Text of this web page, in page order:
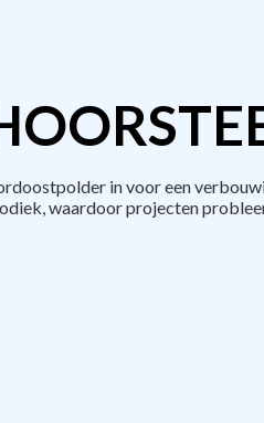
in voor een
waardoor projecten